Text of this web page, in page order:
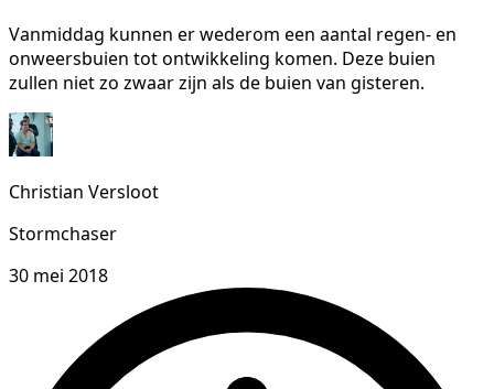
Vanmiddag kunnen er wederom een aantal regen- en
onweersbuien tot ontwikkeling komen. Deze buien
zullen niet zo zwaar zijn als de buien van gisteren.
Christian Versloot
Stormchaser
30 mei 2018